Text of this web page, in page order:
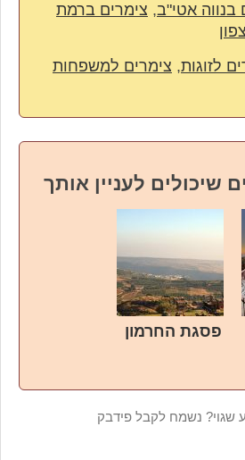
בנווה אטי"ב, צימרים ברמת
לזוגות, צימרים למשפחות
שיכולים לעניין אותך
פסגת החרמון
שגוי? נשמח לקבל פידבק